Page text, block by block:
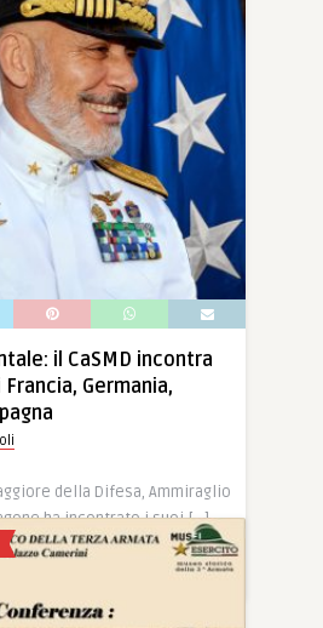
il CaSMD incontra
Germania,
della Difesa, Ammiraglio
ha incontrato i suoi […]